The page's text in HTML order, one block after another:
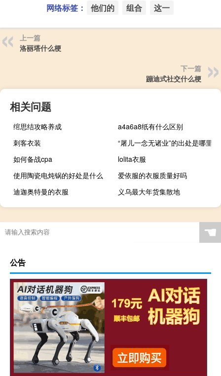
网络标签： 他们的 组合 这一
上一篇
洛丽塔什么梗
下一篇
蹦迪式社交什么梗
相关问题
绾思结攻略养成
a4a6a8纸有什么区别
刺客衣装
“屠儿一念无诸业”的出处是哪里
如何备战cpa
lolita衣服
使用陶瓷电炖锅的好处是什么
爱依服的衣服质量好吗
迪迦奥特曼的衣服
义乌最大年货集散地
☚
公告